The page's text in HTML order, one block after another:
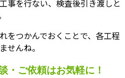
事を行ない、検査後引き渡しと
をつかんでおくことで、各工程
せんね。
・ご依頼はお気軽に！